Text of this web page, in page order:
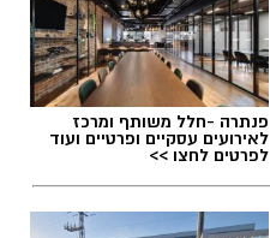
פנתרה -חלל משותף ומרכז
לאירועים עסקיים ופרטיים ועוד
לפרטים לחצו >>